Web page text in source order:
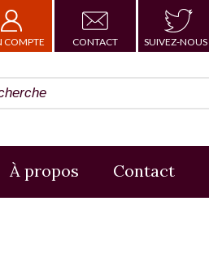
COMPTE CONTACT SUIVEZ-NOUS
À propos Contact